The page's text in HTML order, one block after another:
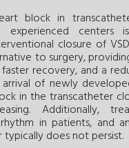
block in
experienced centers
closure of
to surgery,
faster recovery, and a
of newly
in the transcatheter
Additionally,
in patients, and
does not persist.